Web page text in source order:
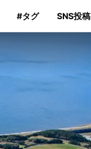
#タグ SNS投稿